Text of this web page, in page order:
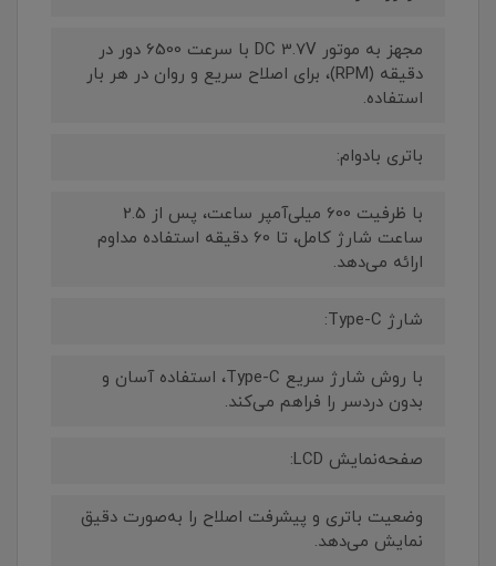
مجهز به موتور DC 3.7V با سرعت 6500 دور در
دقیقه (RPM)، برای اصلاح سریع و روان در هر بار
استفاده.
باتری بادوام:
با ظرفیت 600 میلی‌آمپر ساعت، پس از 2.5
ساعت شارژ کامل، تا 60 دقیقه استفاده مداوم
ارائه می‌دهد.
شارژ Type-C:
با روش شارژ سریع Type-C، استفاده آسان و
بدون دردسر را فراهم می‌کند.
صفحه‌نمایش LCD:
وضعیت باتری و پیشرفت اصلاح را به‌صورت دقیق
نمایش می‌دهد.